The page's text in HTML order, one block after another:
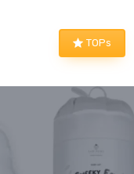
TOPs
×
bons plans literie